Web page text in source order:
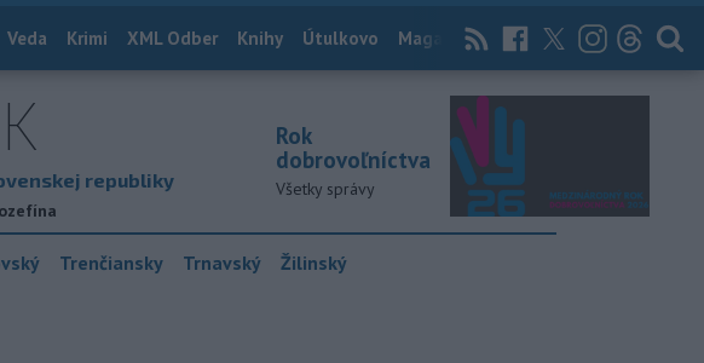
Veda Krimi XML Odber Knihy Útulkovo Magazín News Now Archív
republiky
Rok
dobrovoľníctva
Všetky správy
Trenčiansky Trnavský Žilinský